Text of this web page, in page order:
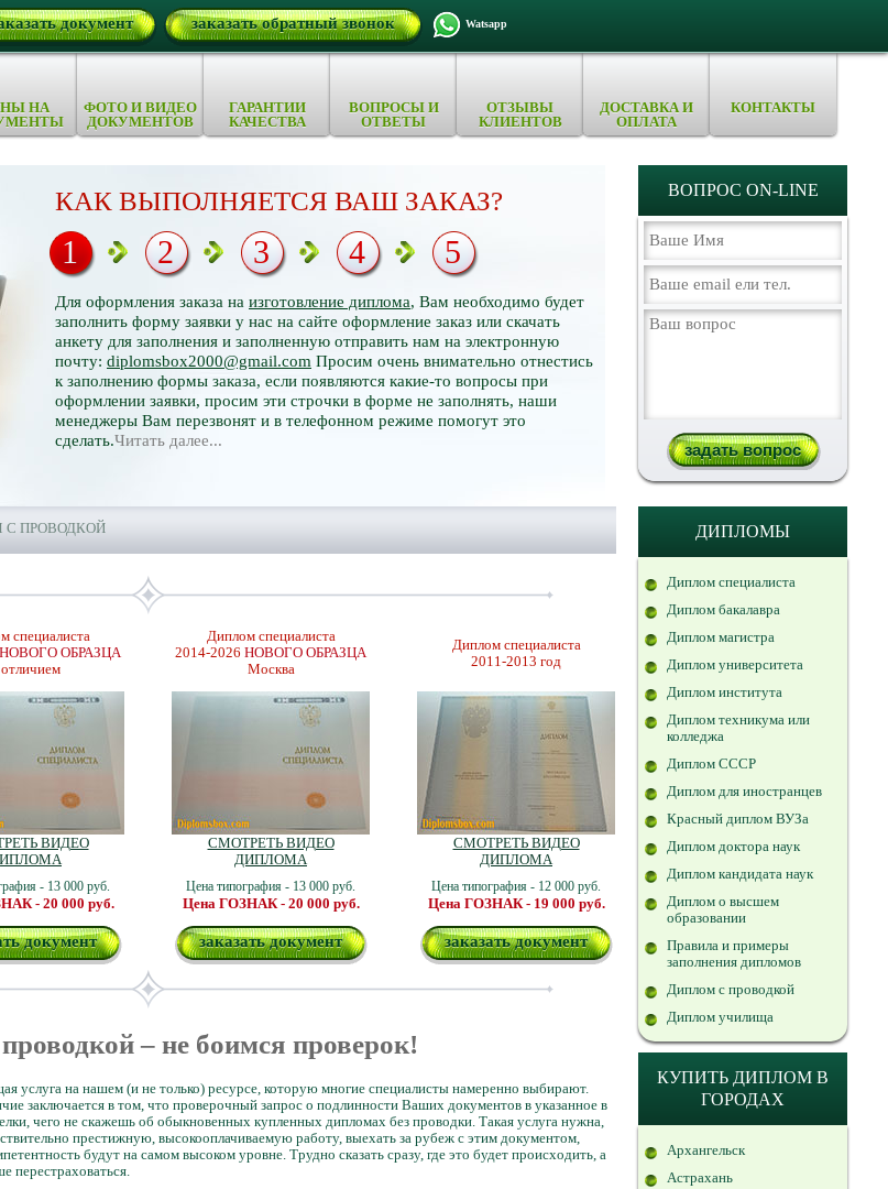
документ заказать обратный звонок Watsapp
НА
ФОТО И ВИДЕО
ДОКУМЕНТОВ
ГАРАНТИИ
КАЧЕСТВА
ВОПРОСЫ И
ОТВЕТЫ
ОТЗЫВЫ
КЛИЕНТОВ
ДОСТАВКА И
ОПЛАТА
КОНТАКТЫ
КАК ВЫПОЛНЯЕТСЯ ВАШ ЗАКАЗ?
Для оформления заказа на изготовление диплома, Вам необходимо будет
заполнить форму заявки у нас на сайте оформление заказ или скачать
анкету для заполнения и заполненную отправить нам на электронную
почту: diplomsbox2000@gmail.com Просим очень внимательно отнестись
к заполнению формы заказа, если появляются какие-то вопросы при
оформлении заявки, просим эти строчки в форме не заполнять, наши
менеджеры Вам перезвонят и в телефонном режиме помогут это
сделать.Читать далее...
1 2 3 4 5
ВОПРОС ON-LINE
ПРОВОДКОЙ
специалиста
НОВОГО ОБРАЗЦА
ВИДЕО
- 13 000 руб.
- 20 000 руб.
документ
Диплом специалиста
2014-2026 НОВОГО ОБРАЗЦА
Москва
СМОТРЕТЬ ВИДЕО
ДИПЛОМА
Цена типография - 13 000 руб.
Цена ГОЗНАК - 20 000 руб.
заказать документ
Диплом специалиста
2011-2013 год
СМОТРЕТЬ ВИДЕО
ДИПЛОМА
Цена типография - 12 000 руб.
Цена ГОЗНАК - 19 000 руб.
заказать документ
– не боимся проверок!
услуга на нашем (и не только) ресурсе, которую многие специалисты намеренно выбирают.
заключается в том, что проверочный запрос о подлинности Ваших документов в указанное в
чего не скажешь об обыкновенных купленных дипломах без проводки. Такая услуга нужна,
престижную, высокооплачиваемую работу, выехать за рубеж с этим документом,
будут на самом высоком уровне. Трудно сказать сразу, где это будет происходить, а
перестраховаться.
ДИПЛОМЫ
Диплом специалиста
Диплом бакалавра
Диплом магистра
Диплом университета
Диплом института
Диплом техникума или
колледжа
Диплом СССР
Диплом для иностранцев
Красный диплом ВУЗа
Диплом доктора наук
Диплом кандидата наук
Диплом о высшем
образовании
Правила и примеры
заполнения дипломов
Диплом с проводкой
Диплом училища
КУПИТЬ ДИПЛОМ В
ГОРОДАХ
Архангельск
Астрахань